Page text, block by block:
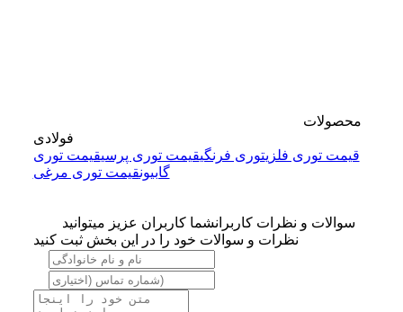
محصولات
فولادی
قیمت توری فلزیتوری فرنگیقیمت توری پرسیقیمت توری
گابیونقیمت توری مرغی
سوالات و نظرات کاربرانشما کاربران عزیز میتوانید
نظرات و سوالات خود را در این بخش ثبت کنید